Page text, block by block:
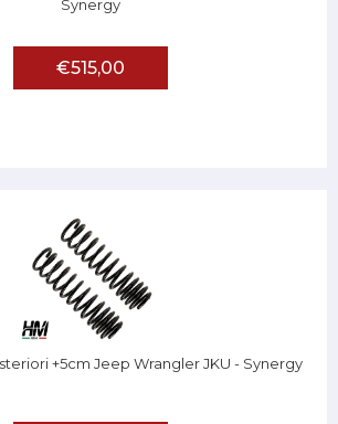
Synergy
€515,00
+5cm Jeep Wrangler JKU - Synergy